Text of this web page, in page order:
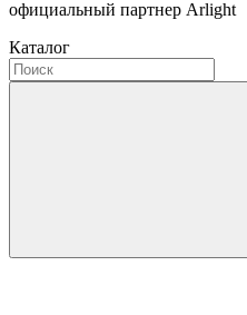
официальный партнер Arlight
Каталог